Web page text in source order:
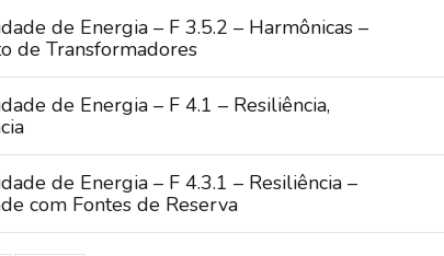
de Energia – F 3.5.2 – Harmônicas –
de Transformadores
de Energia – F 4.1 – Resiliência,
de Energia – F 4.3.1 – Resiliência –
com Fontes de Reserva